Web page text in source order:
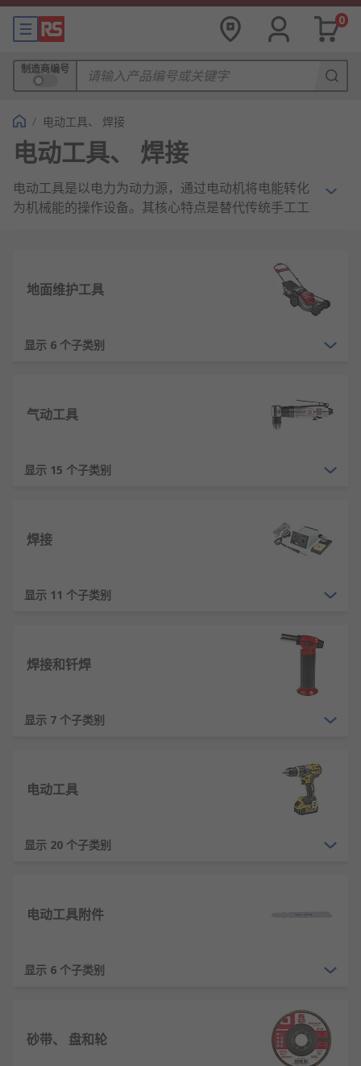
0
制造商编号
/ 电动工具、 焊接
电动工具、 焊接
电动工具是以电力为动力源，通过电动机将电能转化
为机械能的操作设备。其核心特点是替代传统手工工
电动工具通常由电机、传动机构、工作头和外壳等部
分组成，按供电方式可分为有线（交流供电）和无线
电池供电）两大类。常见类型包括 角磨机、
庭DIY领域。
杂加工。现代电动工具正朝着无绳化、智能化、安全
化的方向发展，锂电池技术的进步使其便携性和续航
电磁驱动原理：通过电动机将电能转化为机械
能，利用电磁感应产生旋转力矩驱动工作头。
和扭矩放大，满足不同作业需求。
电子调速原理：通过可控硅或PWM技术调节输
电池管理原理：锂电工具通过BMS系统实现充
放电保护、电量显示和均衡管理。
冷却散热原理：内置风扇产生气流，通过机壳
振动抑制原理：通过平衡块、减震材料降低作
电动工具的特点
具的5-10倍。
人机工程：握持部位采用防滑橡胶，重量分布
地面维护工具
显示 6 个子类别
气动工具
显示 15 个子类别
焊接
显示 11 个子类别
焊接和钎焊
显示 7 个子类别
电动工具
显示 20 个子类别
电动工具附件
显示 6 个子类别
砂带、 盘和轮